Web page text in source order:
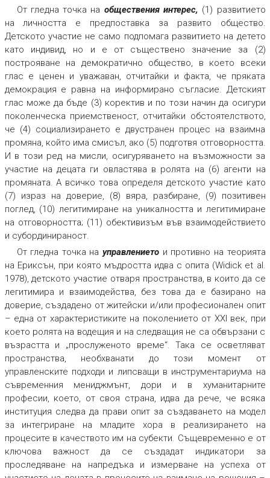
От гледна точка на обществения интерес, (1) развитието
на личността е предпоставка за развито общество.
Детското участие не само подпомага развитието на детето
като индивид, но и е от съществено значение за (2)
построяване на демократично общество, в което всеки
глас е ценен и уважаван, отчитайки и факта, че пряката
демокрация е равна на информирано съгласие. Детският
глас може да бъде (3) коректив и по този начин да осигури
поколенческа приемственост, отчитайки обстоятелството,
че (4) социализирането е двустранен процес на взаимна
промяна, който има смисъл, ако (5) подготвя отговорността.
И в този ред на мисли, осигуряването на възможности за
участие на децата ги овластява в ролята на (6) агенти на
промяната. А всичко това определя детското участие като
(7) израз на доверие, (8) вяра, разбиране, (9) позитивен
поглед, (10) легитимиране на уникалността и легитимиране
на отговорността; (11) обективизъм във взаимодействието
и субординираност.
От гледна точка на управлението и противно на теорията
на Ериксън, при която мъдростта идва с опита (Widick et al.
1978), детското участие отваря пространства, в които да се
легитимира и взаимодейства, без това да е базирано на
доверие, създадено от житейски и/или професионален опит
– една от характеристиките на поколението от ХХI век, при
което ролята на водещия и на следващия не са обвързани с
възрастта и „прослуженото време“. Така се осветляват
пространства, необхванати до този момент от
управленските подходи и липсващи в инструментариума на
съвременния мениджмънт, дори и в хуманитарните
професии, което, от своя страна, идва да рече, че всяка
институция следва да прави опит за създаването на модел
за интегриране на младите хора в реализирането на
процесите в качеството им на субекти. Същевременно е от
ключова важност да се създадат индикатори за
проследяване на напредъка и измерване на успеха от